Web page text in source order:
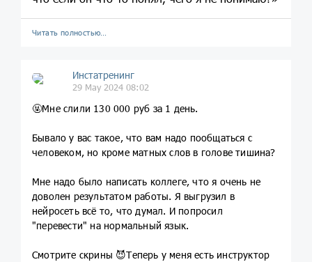
Читать полностью…
Инстатренинг
29 May 2024 08:02
🤬Мне слили 130 000 руб за 1 день.
Бывало у вас такое, что вам надо пообщаться с
человеком, но кроме матных слов в голове тишина?
Мне надо было написать коллеге, что я очень не
доволен результатом работы. Я выгрузил в
нейросеть всё то, что думал. И попросил
"перевести" на нормальный язык.
Смотрите скрины 😈Теперь у меня есть инструктор